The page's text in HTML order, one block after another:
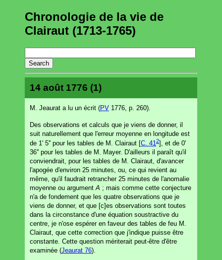
Chronologie de la vie de
Clairaut (1713-1765)
14 août 1776 (1)
M. Jeaurat a lu un écrit (PV 1776, p. 260).
Des observations et calculs que je viens de donner, il
suit naturellement que l'erreur moyenne en longitude est
de 1' 5'' pour les tables de M. Clairaut [C. 412], et de 0'
36'' pour les tables de M. Mayer. D'ailleurs il paraît qu'il
conviendrait, pour les tables de M. Clairaut, d'avancer
l'apogée d'environ 25 minutes, ou, ce qui revient au
même, qu'il faudrait retrancher 25 minutes de l'anomalie
moyenne ou argumentA ; mais comme cette conjecture
n'a de fondement que les quatre observations que je
viens de donner, et que [c]es observations sont toutes
dans la circonstance d'une équation soustractive du
centre, je n'ose espérer en faveur des tables de feu M.
Clairaut, que cette correction que j'indique puisse être
constante. Cette question mériterait peut-être d'être
examinée (Jeaurat 76).